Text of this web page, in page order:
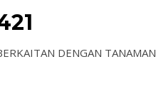
DENGAN TANAMAN